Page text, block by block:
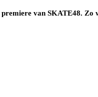
van SKATE48.